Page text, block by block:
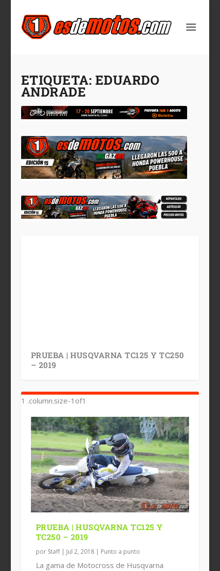
ETIQUETA: EDUARDO
ANDRADE
PRUEBA | HUSQVARNA TC125 Y TC250
– 2019
PRUEBA | HUSQVARNA TC125 Y
TC250 – 2019
por Staff| Jul 2, 2018| Punto a punto
La gama de Motocross de Husqvarna